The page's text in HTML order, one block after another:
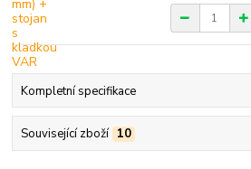
Kompletní specifikace
Související zboží 10